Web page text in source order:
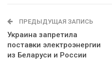
ПРЕДЫДУЩАЯ ЗАПИСЬ
Украина запретила
поставки электроэнергии
из Беларуси и России